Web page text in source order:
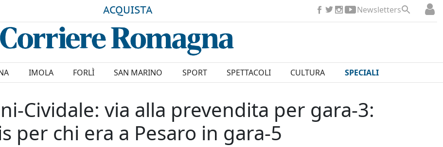
ACQUISTA Newsletters
IMOLA FORLÌ SAN MARINO SPORT SPETTACOLI CULTURA SPECIALI
Cividale: via alla prevendita per gara-3:
per chi era a Pesaro in gara-5